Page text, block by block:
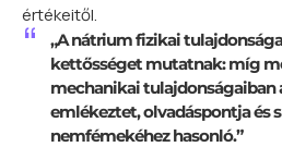
értékeitől.
„A nátrium fizikai
kettősséget mutatnak: míg
mechanikai tulajdonságaiban
emlékeztet, olvadáspontja és
nemfémekéhez hasonló.”